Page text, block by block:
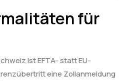
für
ist EFTA- statt EU-
eine Zollanmeldung